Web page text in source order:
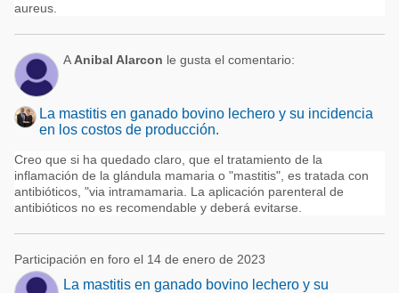
aureus.
A Anibal Alarcon le gusta el comentario:
La mastitis en ganado bovino lechero y su incidencia
en los costos de producción.
Creo que si ha quedado claro, que el tratamiento de la
inflamación de la glándula mamaria o "mastitis", es tratada con
antibióticos, "via intramamaria. La aplicación parenteral de
antibióticos no es recomendable y deberá evitarse.
Participación en foro el 14 de enero de 2023
La mastitis en ganado bovino lechero y su